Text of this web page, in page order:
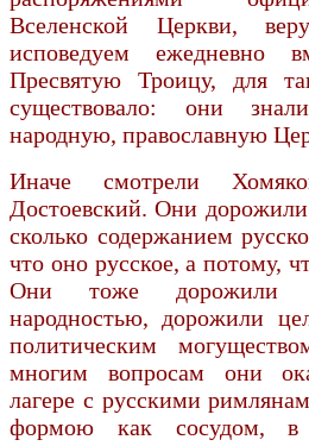
Вселенской Церкви,
исповедуем
Пресвятую Троицу, для
существовало: они
народную, православную
Иначе смотрели
Достоевский. Они
сколько содержанием
что оно русское, а потому,
Они тоже дорожили
народностью, дорожили
политическим
многим вопросам они
лагере с русскими
формою как сосудом, в